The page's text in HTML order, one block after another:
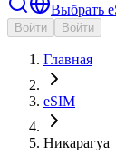
Выбрать
Войти Войти
Главная
eSIM
Никарагуа